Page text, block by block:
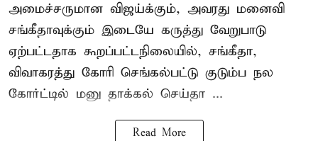
அமைச்சருமான விஜய்க்கும், அவரது மனைவி
சங்கீதாவுக்கும் இடையே கருத்து வேறுபாடு
ஏற்பட்டதாக கூறப்பட்டநிலையில், சங்கீதா,
விவாகரத்து கோரி செங்கல்பட்டு குடும்ப நல
கோர்ட்டில் மனு தாக்கல் செய்தா ...
Read More